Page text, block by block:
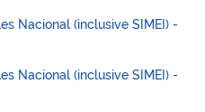
Nacional (inclusive SIMEI) -
Nacional (inclusive SIMEI) -